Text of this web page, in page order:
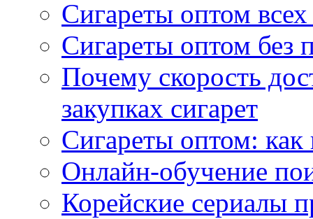
Сигареты оптом
Сигареты оптом без
Почему скорость
закупках сигарет
Сигареты оптом:
Онлайн-обучение
Корейские сериалы